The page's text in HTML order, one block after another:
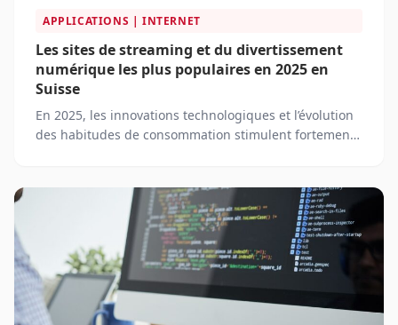
APPLICATIONS | INTERNET
Les sites de streaming et du divertissement
numérique les plus populaires en 2025 en
Suisse
En 2025, les innovations technologiques et l’évolution
des habitudes de consommation stimulent fortement